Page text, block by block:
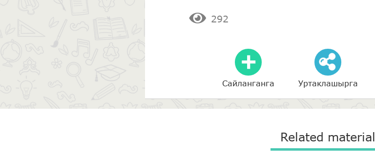
292
Сайланганга Уртаклашырга
Related material